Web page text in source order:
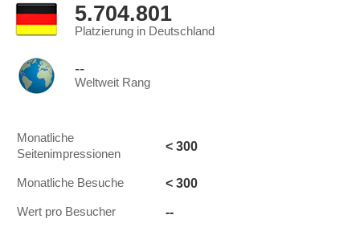
5.704.801
Platzierung in Deutschland
--
Weltweit Rang
Monatliche
Seitenimpressionen
< 300
Monatliche Besuche < 300
Wert pro Besucher --